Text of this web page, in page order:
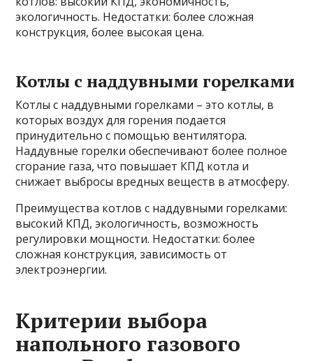
экологичность. Недостатки: более сложная
конструкция, более высокая цена.
Котлы с наддувными горелками
Котлы с наддувными горелками – это котлы, в
которых воздух для горения подается
принудительно с помощью вентилятора.
Наддувные горелки обеспечивают более полное
сгорание газа, что повышает КПД котла и
снижает выбросы вредных веществ в атмосферу.
Преимущества котлов с наддувными горелками:
высокий КПД, экологичность, возможность
регулировки мощности. Недостатки: более
сложная конструкция, зависимость от
электроэнергии.
Критерии выбора
напольного газового